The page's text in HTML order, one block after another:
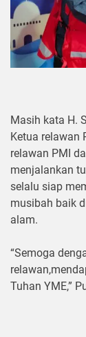
Masih kata H.
Ketua relawan
relawan PMI
menjalankan
selalu siap
musibah baik
alam.
“Semoga
Tuhan YME,”